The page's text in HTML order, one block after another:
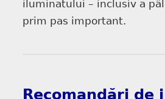
iluminatului – inclusiv a
prim pas important.
Recomandări de